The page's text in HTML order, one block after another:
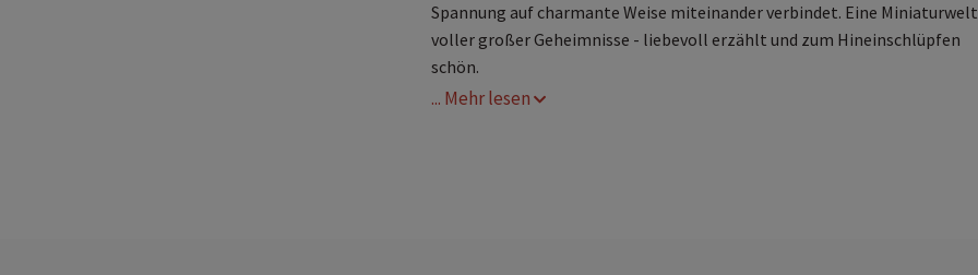
Spannung auf charmante Weise miteinander verbindet. Eine Miniaturwelt
voller großer Geheimnisse - liebevoll erzählt und zum Hineinschlüpfen
schön.
... Mehr lesen